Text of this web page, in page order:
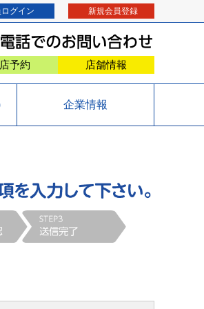
グイン 新規会員登録
予約 店舗情報
企業情報